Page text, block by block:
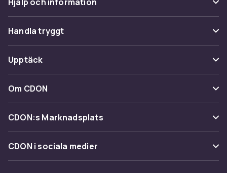
Vanliga frågor
Spåra paket
Ångra & Returnera här
Kundservice
Handla tryggt
Betalning
Leverans
Återkallelser
Upptäck
Kategorier
Varumärken
Shopit.se
Om CDON
Om oss
Kundrecensioner
CDON:s Marknadsplats
Sälj på CDON
Bli affiliate
CDON i sociala medier